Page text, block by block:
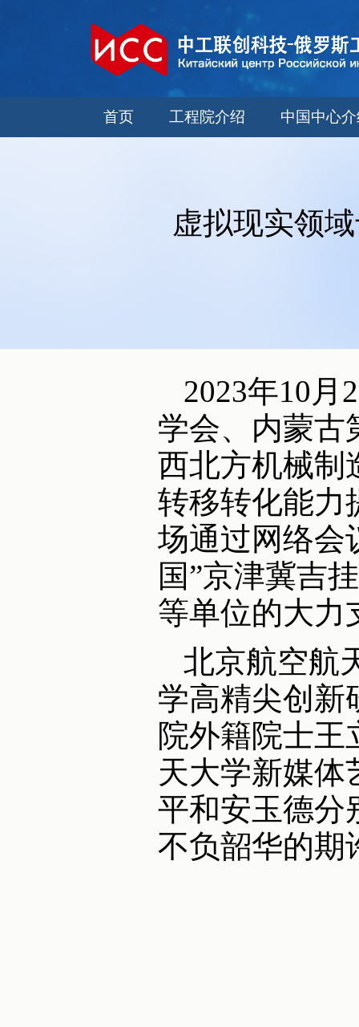
首页 工程院介绍 中国中心
虚拟现实领
2023年10月
学会、内蒙古
西北方机械制
转移转化能力
场通过网络会
国”京津冀吉
等单位的大力
北京航空航
学高精尖创新
院外籍院士王
天大学新媒体
平和安玉德分
不负韶华的期